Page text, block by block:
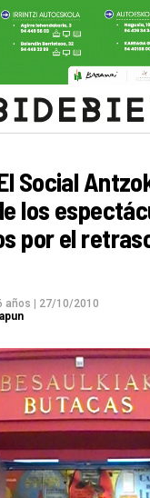
Social
los
por el
años
27/10/2010